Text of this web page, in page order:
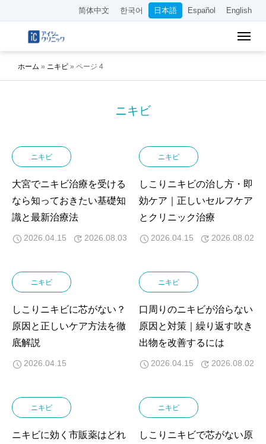
简体中文 한국어 日本語 Español English
ホーム » ニキビ » ページ 4
ニキビ
ニキビ
大宮でニキビ治療を受ける
なら知っておきたい基礎知
識と最新治療法
2026.04.15 2026.08.03
ニキビ
しこりニキビの治し方・即
効ケア｜正しいセルフケア
とクリニック治療
2026.04.15 2026.08.02
ニキビ
しこりニキビに芯がない？
原因と正しいケア方法を徹
底解説
2026.04.15
ニキビ
口周りのニキビが治らない
原因と対策｜繰り返す吹き
出物を改善するには
2026.04.15 2026.08.02
ニキビ
ニキビに効く市販薬はどれ
ニキビ
しこりニキビで芯がない原